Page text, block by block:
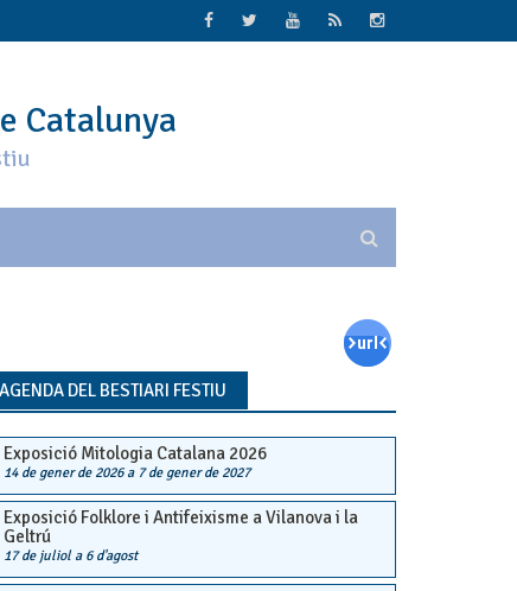
Catalunya
AGENDA DEL BESTIARI FESTIU
Exposició Mitologia Catalana 2026
14 de gener de 2026a 7 de gener de 2027
Exposició Folklore i Antifeixisme a Vilanova i la
Geltrú
17 de juliola 6 d'agost